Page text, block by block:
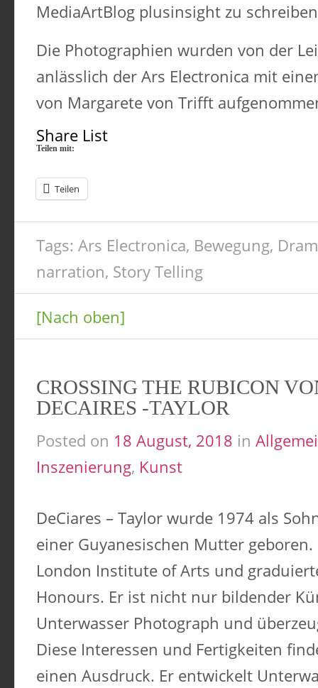
MediaArtBlog plusinsight zu
Die Photographien wurden von der
anlässlich der Ars Electronica mit
von Margarete von Trifft
Share List
Teilen mit:
Teilen
Tags: Ars Electronica, Bewegung,
narration, Story Telling
[Nach oben]
CROSSING THE RUBICON
DECAIRES -TAYLOR
Posted on 18 August, 2018 in
Inszenierung, Kunst
DeCiares – Taylor wurde 1974 als
einer Guyanesischen Mutter
London Institute of Arts und
Honours. Er ist nicht nur bildender
Unterwasser Photograph und
Diese Interessen und Fertigkeiten
einen Ausdruck. Er entwickelt